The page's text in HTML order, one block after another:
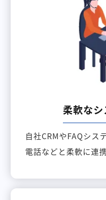
柔軟な
自社CRMやFAQシス
電話などと柔軟に連